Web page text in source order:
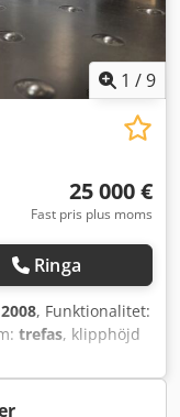
1 /9
25 000 €
Fast pris plus moms
Ringa
2008, Funktionalitet:
trefas, klipphöjd
(min.):